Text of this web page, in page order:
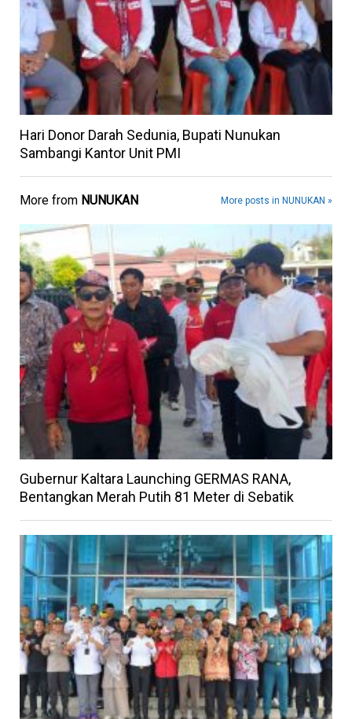
Hari Donor Darah Sedunia, Bupati Nunukan
Sambangi Kantor Unit PMI
More from NUNUKAN More posts in NUNUKAN »
Gubernur Kaltara Launching GERMAS RANA,
Bentangkan Merah Putih 81 Meter di Sebatik